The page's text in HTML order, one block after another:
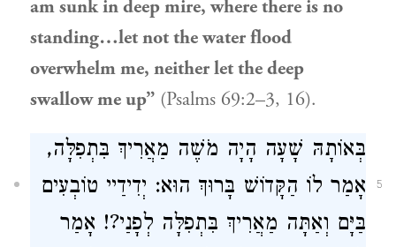
am sunk in deep mire, where there is no
standing…let not the water flood
overwhelm me, neither let the deep
swallow me up” (Psalms 69:2–3, 16).
5
בְּאוֹתָהּ שָׁעָה הָיָה מֹשֶׁה מַאֲרִיךְ בִּתְפִלָּה,
אָמַר לוֹ הַקָּדוֹשׁ בָּרוּךְ הוּא: יְדִידַיי טוֹבְעִים
בַּיָּם וְאַתָּה מַאֲרִיךְ בִּתְפִלָּה לְפָנַי?! אָמַר